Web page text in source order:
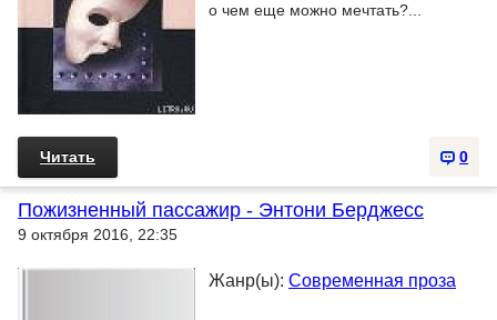
о чем еще можно мечтать?...
0
Читать
Пожизненный пассажир - Энтони Берджесс
9 октября 2016, 22:35
Жанр(ы): Современная проза